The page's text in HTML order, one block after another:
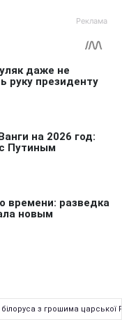
з грошима царської